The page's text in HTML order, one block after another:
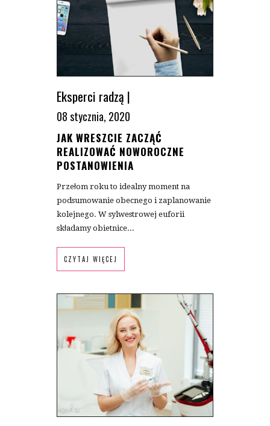
Eksperci radzą |
08 stycznia, 2020
JAK WRESZCIE ZACZĄĆ
REALIZOWAĆ NOWOROCZNE
POSTANOWIENIA
Przełom roku to idealny moment na
podsumowanie obecnego i zaplanowanie
kolejnego. W sylwestrowej euforii
składamy obietnice...
CZYTAJ WIĘCEJ